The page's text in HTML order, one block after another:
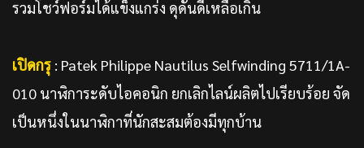
รวมโชว์ฟอร์มได้แข็งแกร่ง ดุดันดีเหลือเกิน
เปิดกรุ : Patek Philippe Nautilus Selfwinding 5711/1A-
010 นาฬิการะดับไอคอนิก ยกเลิกไลน์ผลิตไปเรียบร้อย จัด
เป็นหนึ่งในนาฬิกาที่นักสะสมต้องมีทุกบ้าน